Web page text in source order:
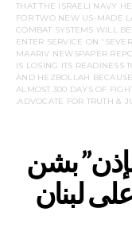
THAT THE ISRAELI NAVY
FOR TWO NEW US-MADE
COMBAT SYSTEMS WILL
ENTER SERVICE ON
MAARIV NEWSPAPER
IS LOSING ITS READINESS
AND HEZBOLLAH
ALMOST 300 DAYS OF
ADVOCATE FOR TRUTH &